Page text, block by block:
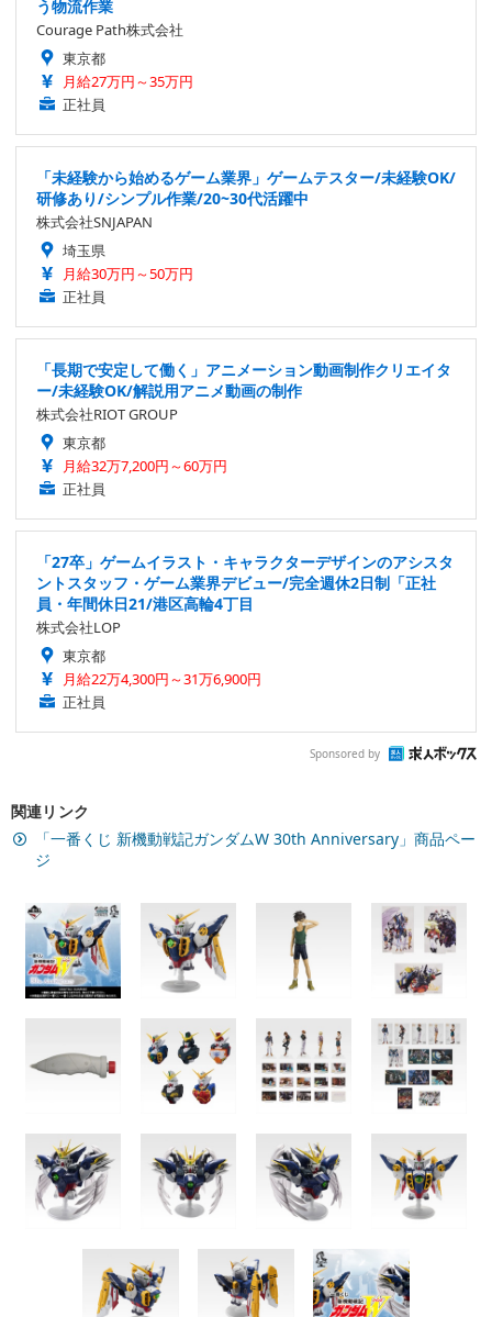
う物流作業
Courage Path株式会社
東京都
月給27万円～35万円
正社員
「未経験から始めるゲーム業界」ゲームテスター/未経験OK/
研修あり/シンプル作業/20~30代活躍中
株式会社SNJAPAN
埼玉県
月給30万円～50万円
正社員
「長期で安定して働く」アニメーション動画制作クリエイタ
ー/未経験OK/解説用アニメ動画の制作
株式会社RIOT GROUP
東京都
月給32万7,200円～60万円
正社員
「27卒」ゲームイラスト・キャラクターデザインのアシスタ
ントスタッフ・ゲーム業界デビュー/完全週休2日制「正社
員・年間休日21/港区高輪4丁目
株式会社LOP
東京都
月給22万4,300円～31万6,900円
正社員
Sponsored by
関連リンク
「一番くじ 新機動戦記ガンダムW 30th Anniversary」商品ペー
ジ